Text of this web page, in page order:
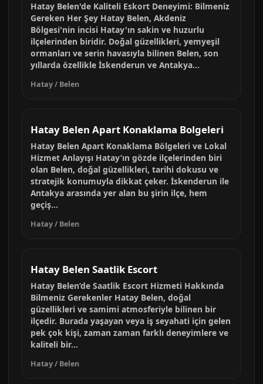
Hatay Belen'de Kaliteli Eskort Deneyimi: Bilmeniz
Gereken Her Şey Hatay Belen, Akdeniz
Bölgesi'nin incisi Hatay'ın sakin ve huzurlu
ilçelerinden biridir. Doğal güzellikleri, yemyeşil
ormanları ve serin havasıyla bilinen Belen, son
yıllarda özellikle İskenderun ve Antakya...
Hatay / Belen
Hatay Belen Apart Konaklama Bolgeleri
Hatay Belen Apart Konaklama Bölgeleri ve Lokal
Hizmet Anlayışı Hatay’ın gözde ilçelerinden biri
olan Belen, doğal güzellikleri, tarihi dokusu ve
stratejik konumuyla dikkat çeker. İskenderun ile
Antakya arasında yer alan bu şirin ilçe, hem
geçiş...
Hatay / Belen
Hatay Belen Saatlik Escort
Hatay Belen’de Saatlik Escort Hizmeti Hakkında
Bilmeniz Gerekenler Hatay Belen, doğal
güzellikleri ve samimi atmosferiyle bilinen bir
ilçedir. Burada yaşayan veya iş seyahati için gelen
pek çok kişi, zaman zaman farklı deneyimlere ve
kaliteli bir...
Hatay / Belen